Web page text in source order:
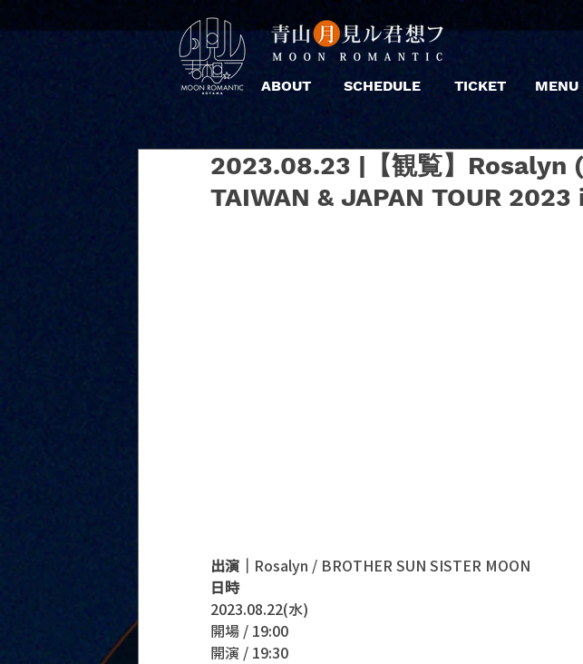
ABOUT SCHEDULE TICKET MENU
2023.08.23 |【観覧】Rosalyn
TAIWAN & JAPAN TOUR
出演｜ Rosalyn / BROTHER SUN SISTER MOON
日時
2023.08.22(水)
開場 / 19:00
開演 / 19:30